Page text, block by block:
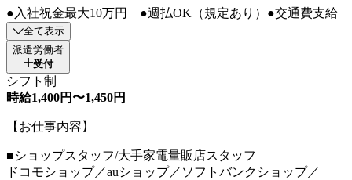
●入社祝金最大10万円 ●週払OK（規定あり）●交通費支給
全て表示
派遣労働者
受付
シフト制
時給1,400円〜1,450円
【お仕事内容】
■ショップスタッフ/大手家電量販店スタッフ
ドコモショップ／auショップ／ソフトバンクショップ／